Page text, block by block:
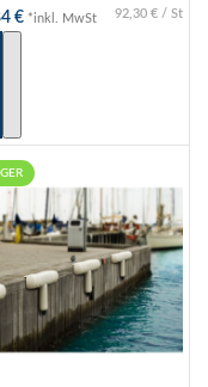
€ *inkl. MwSt 92,30 € / St